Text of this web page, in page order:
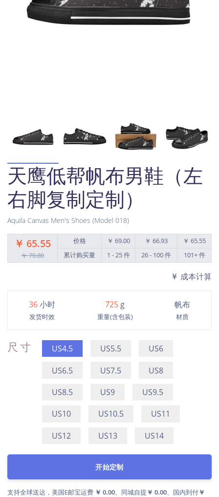
天鹰低帮帆布男鞋（左
右脚复制定制）
Aquila Canvas Men's Shoes (Model 018)
￥ 65.55
￥ 70.80
价格 ￥ 69.00 ￥ 66.93
￥ 65.55
累计购买量
1 - 25 件 26 - 100 件 101+ 件
成本计算
36小时
发货时效
725 g
重量(含包装)
帆布
材质
尺寸 US4.5 US5.5 US6
US6.5 US7.5 US8
US8.5 US9 US9.5
US10 US10.5 US11
US12 US13 US14
开始定制
支持全球送达，美国E邮宝运费 ￥ 0.00、同城自提 ￥ 0.00、国内到付￥